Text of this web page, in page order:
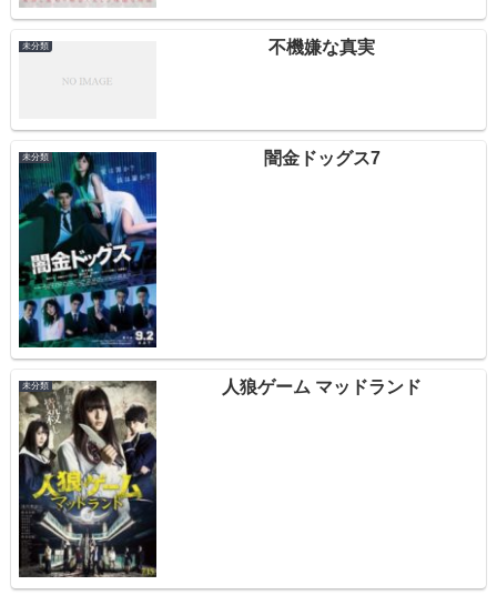
未分類 不機嫌な真実
未分類 闇金ドッグス7
未分類 人狼ゲーム マッドランド